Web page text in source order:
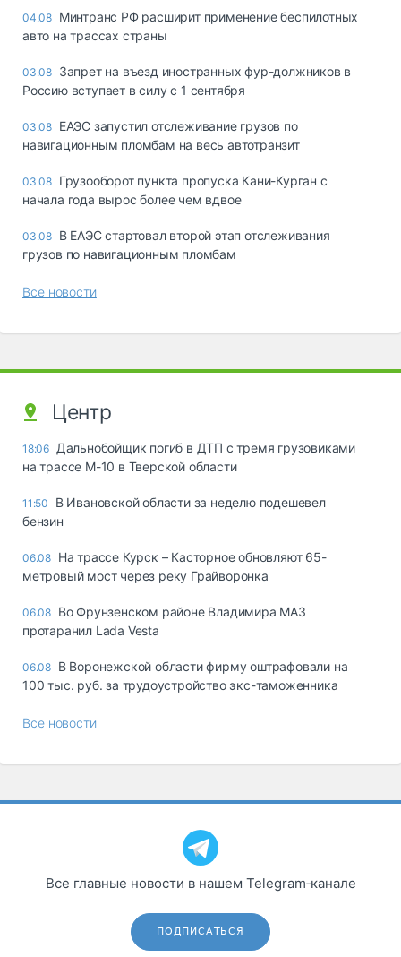
04.08 Минтранс РФ расширит применение беспилотных
авто на трассах страны
03.08 Запрет на въезд иностранных фур-должников в
Россию вступает в силу с 1 сентября
03.08 ЕАЭС запустил отслеживание грузов по
навигационным пломбам на весь автотранзит
03.08 Грузооборот пункта пропуска Кани-Курган с
начала года вырос более чем вдвое
03.08 В ЕАЭС стартовал второй этап отслеживания
грузов по навигационным пломбам
Все новости
Центр
18:06 Дальнобойщик погиб в ДТП с тремя грузовиками
на трассе М-10 в Тверской области
11:50
В Ивановской области за неделю подешевел
бензин
06.08 На трассе Курск – Касторное обновляют 65-
метровый мост через реку Грайворонка
06.08 Во Фрунзенском районе Владимира МАЗ
протаранил Lada Vesta
06.08 В Воронежской области фирму оштрафовали на
100 тыс. руб. за трудоустройство экс-таможенника
Все новости
Все главные новости в нашем Telegram‑канале
ПОДПИСАТЬСЯ